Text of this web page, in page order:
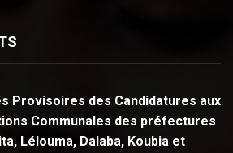
Provisoires des Candidatures aux
Communales des préfectures
Lélouma, Dalaba, Koubia et